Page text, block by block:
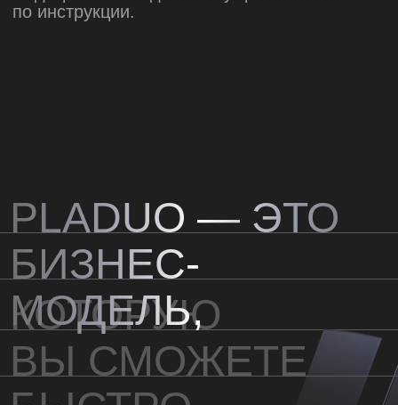
УЗНАТЬ
красоты» на обработку моих
персональных данных в целях
подготовки коммерческого
предложения.
Политикой в отношении обработки
персональных данных
ознакомлен(а).